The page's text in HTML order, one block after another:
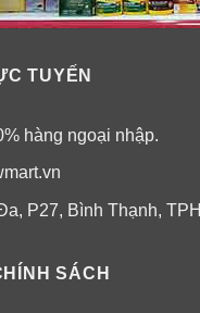
& Greens với 1 ly
& Greens với sữa
TUYẾN
hàng ngoại nhập.
P27, Bình Thạnh,
SÁCH